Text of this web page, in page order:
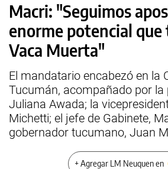
Macri: "Seguimos
enorme potencial que
Vaca Muerta"
El mandatario encabezó en la
Tucumán, acompañado por la
Juliana Awada; la
Michetti; el jefe de Gabinete,
gobernador tucumano, Juan
+ Agregar LM Neuquen en